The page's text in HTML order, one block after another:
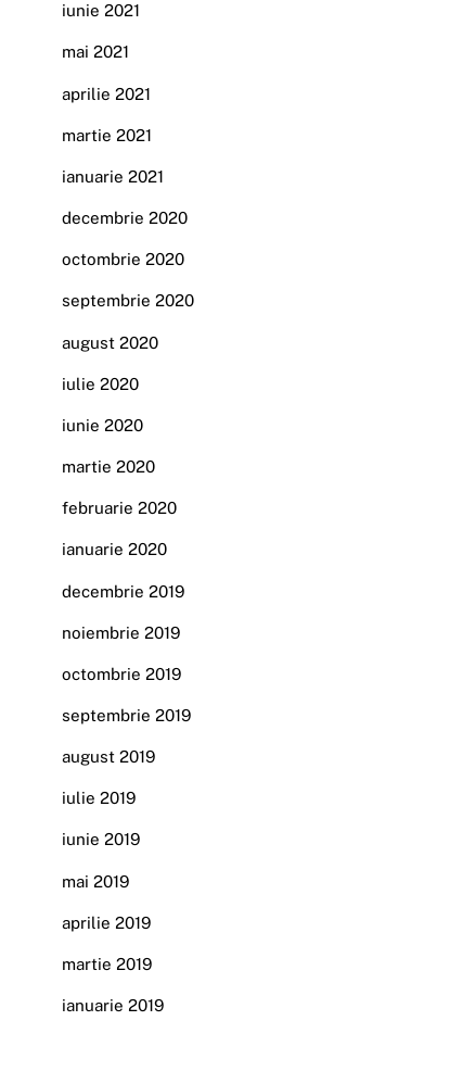
iunie 2021
mai 2021
aprilie 2021
martie 2021
ianuarie 2021
decembrie 2020
octombrie 2020
septembrie 2020
august 2020
iulie 2020
iunie 2020
martie 2020
februarie 2020
ianuarie 2020
decembrie 2019
noiembrie 2019
octombrie 2019
septembrie 2019
august 2019
iulie 2019
iunie 2019
mai 2019
aprilie 2019
martie 2019
ianuarie 2019